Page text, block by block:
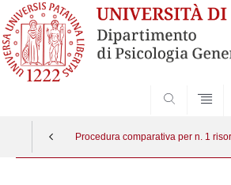
Procedura comparativa per n. 1